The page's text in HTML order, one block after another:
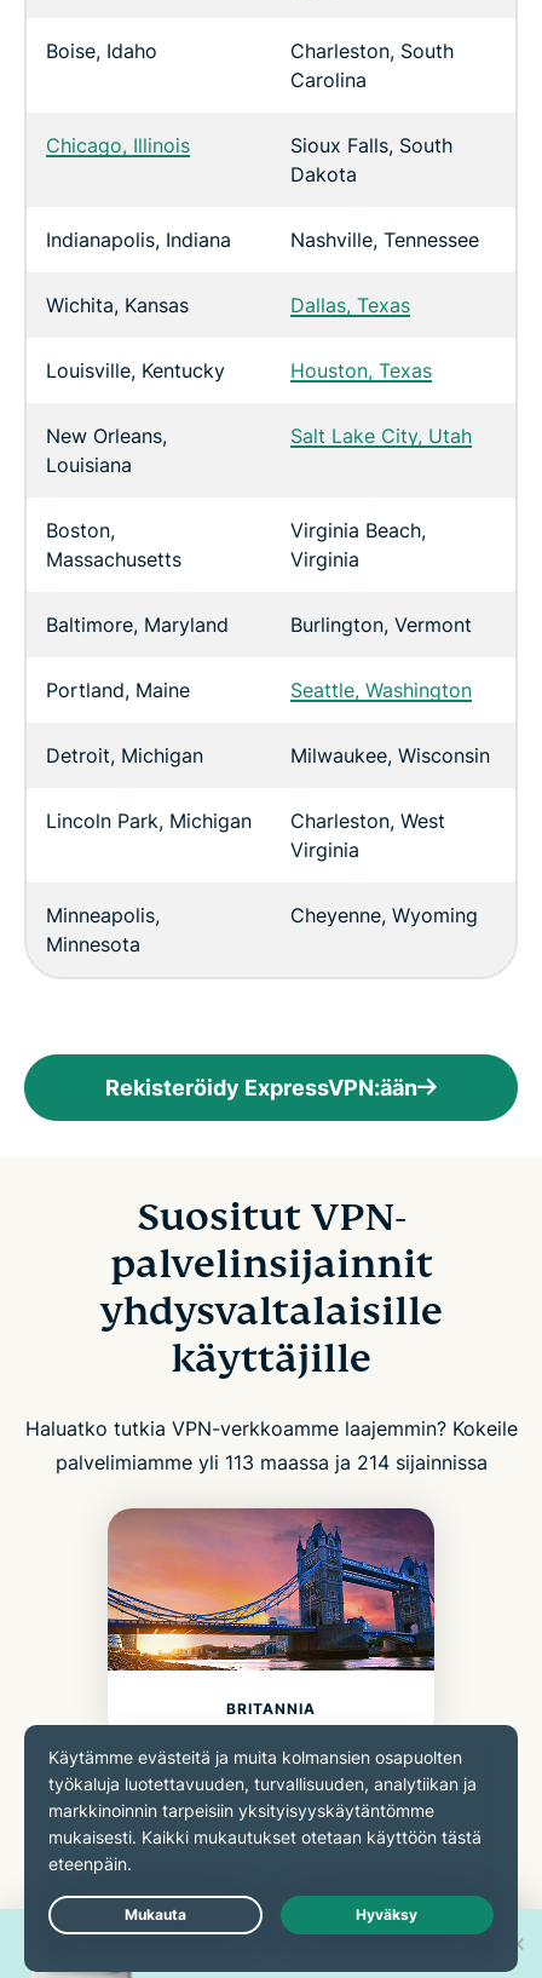
Boise, Idaho
Charleston, South
Carolina
Chicago, Illinois
Sioux Falls, South
Dakota
Indianapolis, Indiana Nashville, Tennessee
Wichita, Kansas Dallas, Texas
Louisville, Kentucky Houston, Texas
New Orleans,
Louisiana
Salt Lake City, Utah
Boston,
Massachusetts
Virginia Beach,
Virginia
Baltimore, Maryland Burlington, Vermont
Portland, Maine Seattle, Washington
Detroit, Michigan Milwaukee, Wisconsin
Lincoln Park, Michigan
Charleston, West
Virginia
Minneapolis,
Minnesota
Cheyenne, Wyoming
Rekisteröidy ExpressVPN:ään
Suositut VPN-
palvelinsijainnit
yhdysvaltalaisille
käyttäjille
Haluatko tutkia VPN-verkkoamme laajemmin? Kokeile
palvelimiamme yli 113 maassa ja 214 sijainnissa
BRITANNIA
Live Chat
Voita yksi 30:stä uudesta